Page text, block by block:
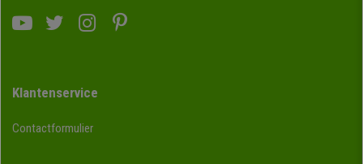
Klantenservice
Contactformulier